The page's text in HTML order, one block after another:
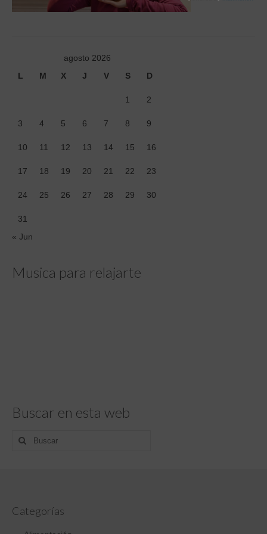
Tiendas
Blog
agosto 2026
L
M X J V S D
1 2
3 4 5 6 7 8 9
10 11 12 13 14 15 16
17 18 19 20 21 22 23
24 25 26 27 28 29 30
31
« Jun
Musica para relajarte
Buscar en esta web
Buscar
por:
Categorías